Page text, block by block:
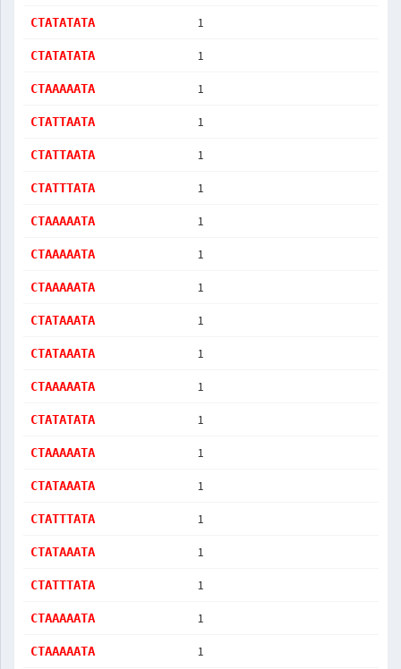
CTATATATA 1
CTATATATA 1
CTAAAAATA 1
CTATTAATA 1
CTATTAATA 1
CTATTTATA 1
CTAAAAATA 1
CTAAAAATA 1
CTAAAAATA 1
CTATAAATA 1
CTATAAATA 1
CTAAAAATA 1
CTATATATA 1
CTAAAAATA 1
CTATAAATA 1
CTATTTATA 1
CTATAAATA 1
CTATTTATA 1
CTAAAAATA 1
CTAAAAATA 1